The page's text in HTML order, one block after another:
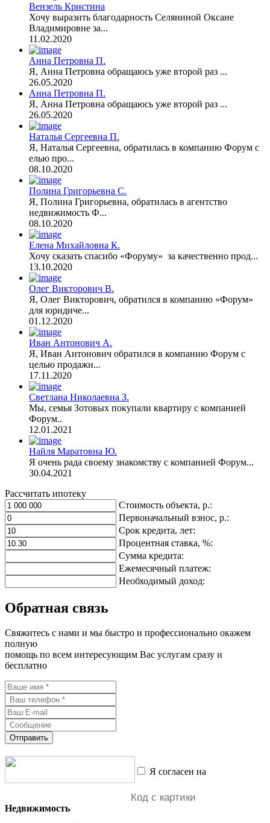
Вензель Кристина
Хочу выразить благодарность Селяниной Оксане
Владимировне за...
11.02.2020
Анна Петровна П.
Я, Анна Петровна обращаюсь уже второй раз ...
26.05.2020
Анна Петровна П.
Я, Анна Петровна обращаюсь уже второй раз ...
26.05.2020
Наталья Сергеевна П.
Я, Наталья Сергеевна, обратилась в компанию Форум с
елью про...
08.10.2020
Полина Григорьевна С.
Я, Полина Григорьевна, обратилась в агентство
недвижимость Ф...
08.10.2020
Елена Михайловна К.
Хочу сказать спасибо «Форуму» за качественно прод...
13.10.2020
Олег Викторович В.
Я, Олег Викторович, обратился в компанию «Форум»
для юридиче...
01.12.2020
Иван Антонович А.
Я, Иван Антонович обратился в компанию Форум с
целью продажи...
17.11.2020
Светлана Николаевна З.
Мы, семья Зотовых покупали квартиру с компанией
Форум..
12.01.2021
Найля Маратовна Ю.
Я очень рада своему знакомству с компанией Форум...
30.04.2021
Рассчитать ипотеку
Стоимость объекта, р.:
Первоначальный взнос, р.:
Срок кредита, лет:
Процентная ставка, %:
Сумма кредита:
Ежемесячный платеж:
Необходимый доход:
Обратная связь
Свяжитесь с нами и мы быстро и профессионально окажем
полную
помощь по всем интересующим Вас услугам сразу и
бесплатно
Отправить
Я согласен на
Недвижимость